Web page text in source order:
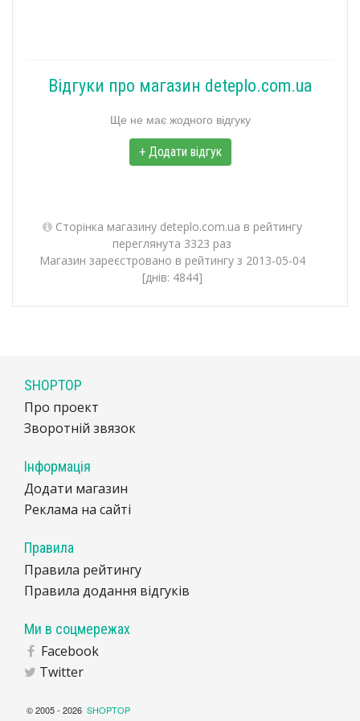
Відгуки про магазин deteplo.com.ua
Ще не має жодного відгуку
+ Додати відгук
Сторінка магазину deteplo.com.ua в рейтингу
переглянута 3323 раз
Магазин зареєстровано в рейтингу з 2013-05-04
[днів: 4844]
SHOPTOP
Про проект
Зворотній звязок
Інформація
Додати магазин
Реклама на сайті
Правила
Правила рейтингу
Правила додання відгуків
Ми в соцмережах
Facebook
Twitter
© 2005 - 2026 SHOPTOP